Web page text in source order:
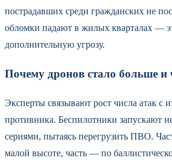
пострадавших среди гражданских не
обломки падают в жилых кварталах —
дополнительную угрозу.
Почему дронов стало больше и
Эксперты связывают рост числа атак с
противника. Беспилотники запускают
сериями, пытаясь перегрузить ПВО.
малой высоте, часть — по